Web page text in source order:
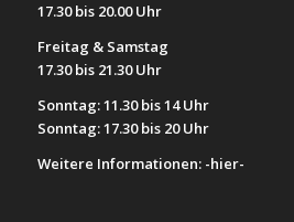
17.30 bis 20.00 Uhr
Freitag & Samstag
17.30 bis 21.30 Uhr
Sonntag: 11.30 bis 14 Uhr
Sonntag: 17.30 bis 20 Uhr
Weitere Informationen: -hier-